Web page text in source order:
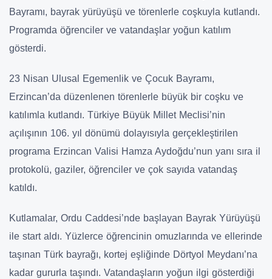
Bayramı, bayrak yürüyüşü ve törenlerle coşkuyla kutlandı.
Programda öğrenciler ve vatandaşlar yoğun katılım
gösterdi.
23 Nisan Ulusal Egemenlik ve Çocuk Bayramı,
Erzincan’da düzenlenen törenlerle büyük bir coşku ve
katılımla kutlandı. Türkiye Büyük Millet Meclisi’nin
açılışının 106. yıl dönümü dolayısıyla gerçekleştirilen
programa Erzincan Valisi Hamza Aydoğdu’nun yanı sıra il
protokolü, gaziler, öğrenciler ve çok sayıda vatandaş
katıldı.
Kutlamalar, Ordu Caddesi’nde başlayan Bayrak Yürüyüşü
ile start aldı. Yüzlerce öğrencinin omuzlarında ve ellerinde
taşınan Türk bayrağı, kortej eşliğinde Dörtyol Meydanı’na
kadar gururla taşındı. Vatandaşların yoğun ilgi gösterdiği